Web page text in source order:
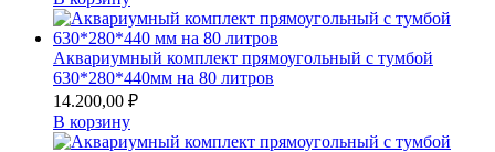
Аквариумный комплект прямоугольный с тумбой
630*280*440мм на 80 литров
14.200,00 ₽
В корзину